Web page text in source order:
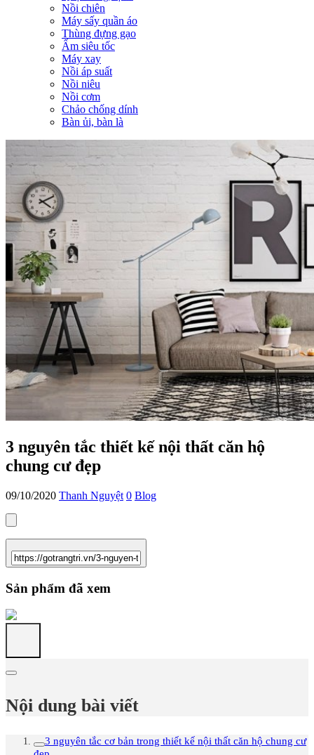
Nồi chiên
Máy sấy quần áo
Thùng đựng gạo
Ấm siêu tốc
Máy xay
Nồi áp suất
Nồi niêu
Nồi cơm
Chảo chống dính
Bàn ủi, bàn là
3 nguyên tắc thiết kế nội thất căn hộ
chung cư đẹp
09/10/2020 Thanh Nguyệt 0 Blog
Sản phẩm đã xem
Nội dung bài viết
3 nguyên tắc cơ bản trong thiết kế nội thất căn hộ chung cư